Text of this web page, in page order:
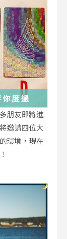
度過
朋友即將進
邀請四位大
環境，現在